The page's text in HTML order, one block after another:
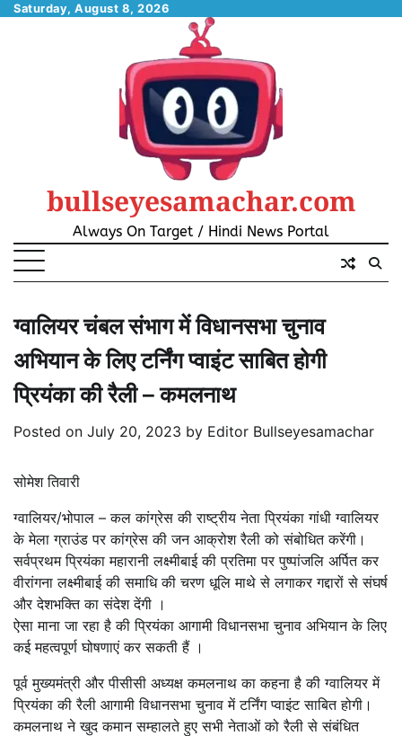
SkipSaturday, August 8, 2026
bullseyesamachar.com
Always On Target / Hindi News Portal
ग्वालियर चंबल संभाग में विधानसभा चुनाव
अभियान के लिए टर्निंग प्वाइंट साबित होगी
प्रियंका की रैली – कमलनाथ
Posted on July 20, 2023 by Editor Bullseyesamachar
सोमेश तिवारी
ग्वालियर/भोपाल – कल कांग्रेस की राष्ट्रीय नेता प्रियंका गांधी ग्वालियर
के मेला ग्राउंड पर कांग्रेस की जन आक्रोश रैली को संबोधित करेंगी।
सर्वप्रथम प्रियंका महारानी लक्ष्मीबाई की प्रतिमा पर पुष्पांजलि अर्पित कर
वीरांगना लक्ष्मीबाई की समाधि की चरण धूलि माथे से लगाकर गद्दारों से संघर्ष
और देशभक्ति का संदेश देंगी ।
ऐसा माना जा रहा है की प्रियंका आगामी विधानसभा चुनाव अभियान के लिए
कई महत्वपूर्ण घोषणाएं कर सकती हैं ।
पूर्व मुख्यमंत्री और पीसीसी अध्यक्ष कमलनाथ का कहना है की ग्वालियर में
प्रियंका की रैली आगामी विधानसभा चुनाव में टर्निंग प्वाइंट साबित होगी।
कमलनाथ ने खुद कमान सम्हालते हुए सभी नेताओं को रैली से संबंधित